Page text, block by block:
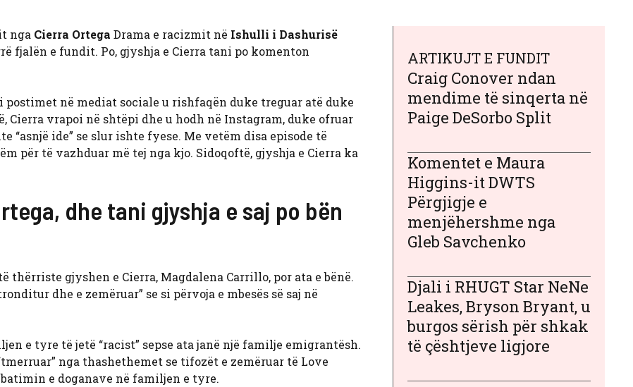
nga Cierra Ortega Drama e racizmit në Ishulli i Dashurisë
fjalën e fundit. Po, gjyshja e Cierra tani po komenton
në mediat sociale u rishfaqën duke treguar atë duke
vrapoi në shtëpi dhe u hodh në Instagram, duke ofruar
ide” se slur ishte fyese. Me vetëm disa episode të
për të vazhduar më tej nga kjo. Sidoqoftë, gjyshja e Cierra ka
dhe tani gjyshja e saj po bën
gjyshen e Cierra, Magdalena Carrillo, por ata e bënë.
dhe e zemëruar” se si përvoja e mbesës së saj në
e tyre të jetë “racist” sepse ata janë një familje emigrantësh.
nga thashethemet se tifozët e zemëruar të Love
e doganave në familjen e tyre.
ARTIKUJT E FUNDIT
Craig Conover ndan
mendime të sinqerta në
Paige DeSorbo Split
Komentet e Maura
Higgins-it DWTS
Përgjigje e
menjëhershme nga
Gleb Savchenko
Djali i RHUGT Star NeNe
Leakes, Bryson Bryant, u
burgos sërish për shkak
të çështjeve ligjore